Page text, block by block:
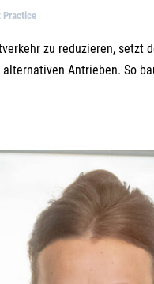
Practice
zu reduzieren,
Antrieben. So